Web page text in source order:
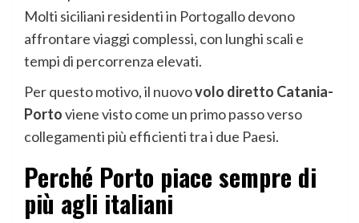
Molti siciliani residenti in Portogallo devono
affrontare viaggi complessi, con lunghi scali e
tempi di percorrenza elevati.
Per questo motivo, il nuovovolo diretto Catania-
Portoviene visto come un primo passo verso
collegamenti più efficienti tra i due Paesi.
Perché Porto piace sempre di
più agli italiani